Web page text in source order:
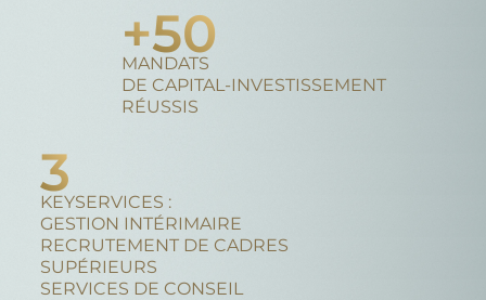
+50
MANDATS
DE CAPITAL-INVESTISSEMENT
RÉUSSIS
3
KEYSERVICES :
GESTION INTÉRIMAIRE
RECRUTEMENT DE CADRES
SUPÉRIEURS
SERVICES DE CONSEIL